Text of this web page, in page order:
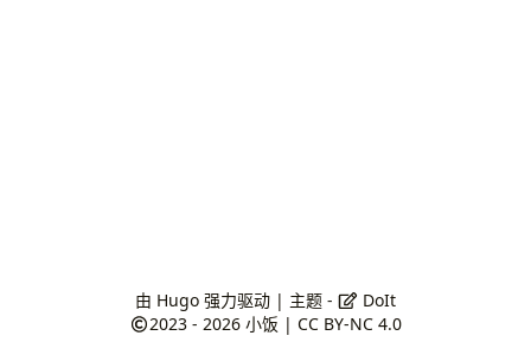
由 Hugo强力驱动 | 主题 -
DoIt
2023 - 2026 小饭 |CC BY-NC 4.0